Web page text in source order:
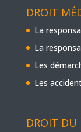
DROIT
La
La
Les
Les
DROIT DU